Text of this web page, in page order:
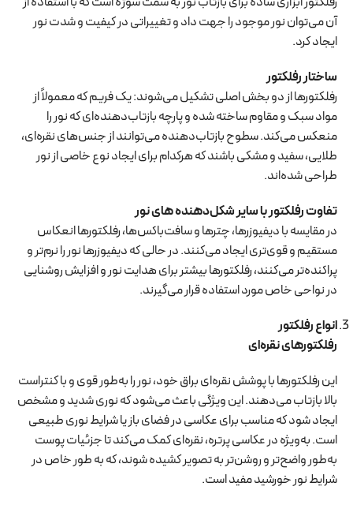
آن می‌توان نور موجود را جهت داد و تغییراتی در کیفیت و شدت نور
ایجاد کرد.
ساختار رفلکتور
رفلکتورها از دو بخش اصلی تشکیل می‌شوند: یک فریم که معمولاً از
مواد سبک و مقاوم ساخته شده و پارچه بازتاب‌دهنده‌ای که نور را
منعکس می‌کند. سطوح بازتاب‌دهنده می‌توانند از جنس‌های نقره‌ای،
طلایی، سفید و مشکی باشند که هرکدام برای ایجاد نوع خاصی از نور
طراحی شده‌اند.
تفاوت رفلکتور با سایر شکل‌دهنده های نور
در مقایسه با دیفیوزرها، چترها و سافت‌باکس‌ها، رفلکتورها انعکاس
مستقیم و قوی‌تری ایجاد می‌کنند. در حالی که دیفیوزرها نور را نرم‌تر و
پراکنده‌تر می‌کنند، رفلکتورها بیشتر برای هدایت نور و افزایش روشنایی
در نواحی خاص مورد استفاده قرار می‌گیرند.
انواع رفلکتور
رفلکتورهای نقره‌ای
این رفلکتورها با پوشش نقره‌ای براق خود، نور را به‌طور قوی و با کنتراست
بالا بازتاب می‌دهند. این ویژگی باعث می‌شود که نوری شدید و مشخص
ایجاد شود که مناسب برای عکاسی در فضای باز یا شرایط نوری طبیعی
است. به‌ویژه در عکاسی پرتره، نقره‌ای کمک می‌کند تا جزئیات پوست
به‌طور واضح‌تر و روشن‌تر به تصویر کشیده شوند، که به طور خاص در
شرایط نور خورشید مفید است.